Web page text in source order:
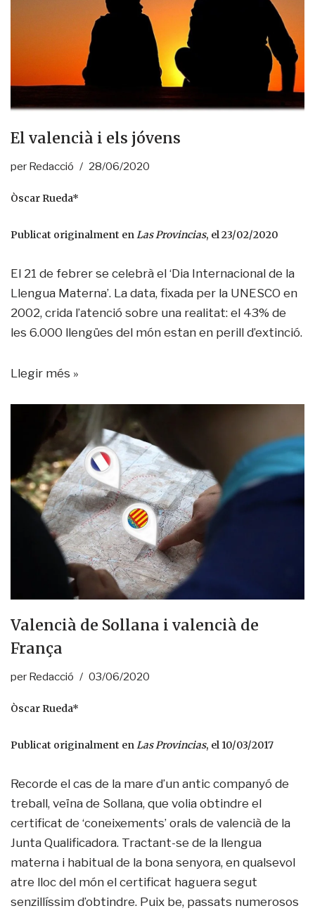
El valencià i els jóvens
per Redacció 28/06/2020
Òscar Rueda*
Publicat originalment en Las Provincias, el 23/02/2020
El 21 de febrer se celebrà el ‘Dia Internacional de la
Llengua Materna’. La data, fixada per la UNESCO en
2002, crida l’atenció sobre una realitat: el 43% de
les 6.000 llengües del món estan en perill d’extinció.
Llegir més »
Valencià de Sollana i valencià de
França
per Redacció 03/06/2020
Òscar Rueda*
Publicat originalment enLas Provincias, el 10/03/2017
Recorde el cas de la mare d’un antic companyó de
treball, veïna de Sollana, que volia obtindre el
certificat de ‘coneixements’ orals de valencià de la
Junta Qualificadora. Tractant-se de la llengua
materna i habitual de la bona senyora, en qualsevol
atre lloc del món el certificat haguera segut
senzillíssim d’obtindre. Puix be, passats numerosos